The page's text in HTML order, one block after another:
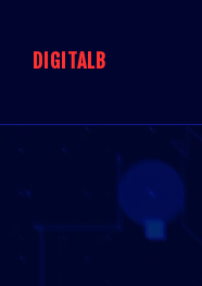
DIGITALB